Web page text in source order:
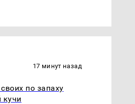
17 минут назад
по запаху
кучи